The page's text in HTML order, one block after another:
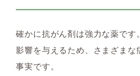
確かに抗がん剤は強力な薬です
影響を与えるため、さまざまな
事実です。